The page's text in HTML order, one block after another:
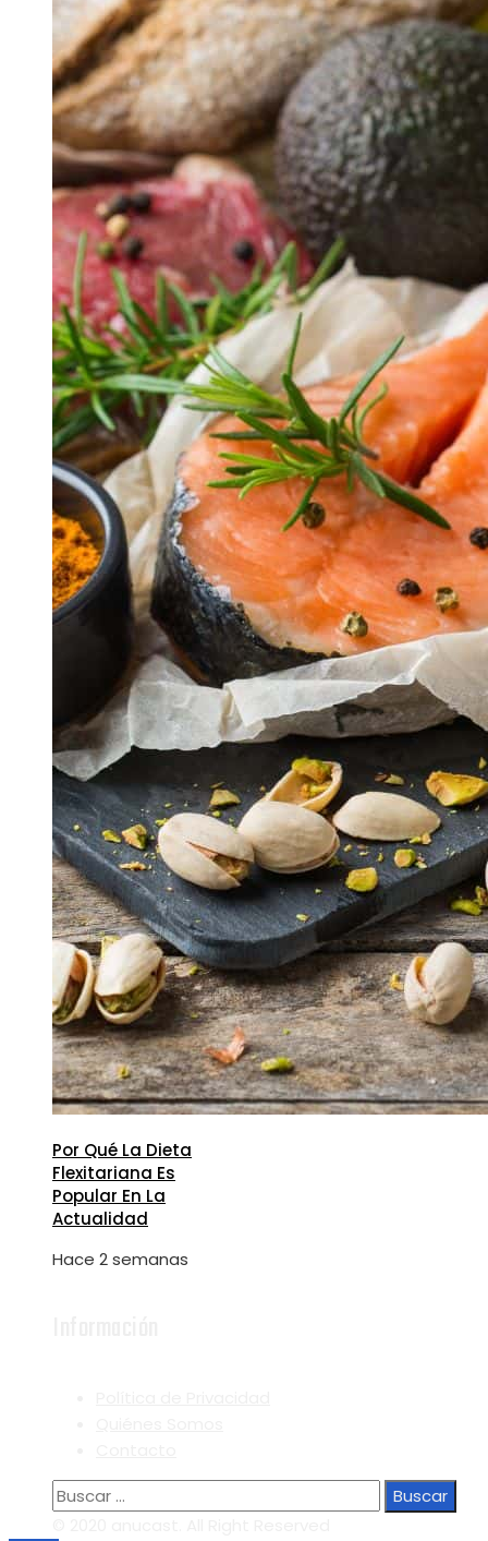
Por Qué La Dieta
Flexitariana Es
Popular En La
Actualidad
Hace 2 semanas
Buscar: